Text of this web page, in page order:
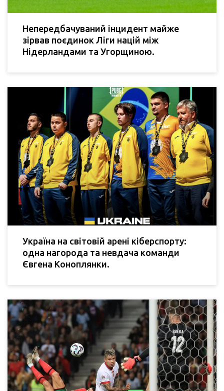
Непередбачуваний інцидент майже
зірвав поєдинок Ліги націй між
Нідерландами та Угорщиною.
Україна на світовій арені кіберспорту:
одна нагорода та невдача команди
Євгена Коноплянки.